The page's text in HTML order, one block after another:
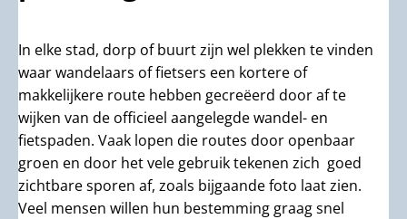
In elke stad, dorp of buurt zijn wel plekken te vinden
waar wandelaars of fietsers een kortere of
makkelijkere route hebben gecreëerd door af te
wijken van de officieel aangelegde wandel- en
fietspaden. Vaak lopen die routes door openbaar
groen en door het vele gebruik tekenen zich goed
zichtbare sporen af, zoals bijgaande foto laat zien.
Veel mensen willen hun bestemming graag snel